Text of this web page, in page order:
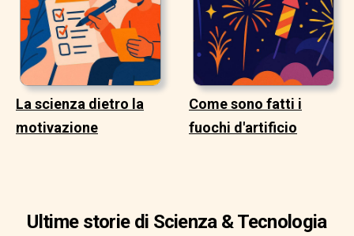
La scienza dietro la
motivazione
Come sono fatti i
fuochi d'artificio
Ultime storie di Scienza & Tecnologia